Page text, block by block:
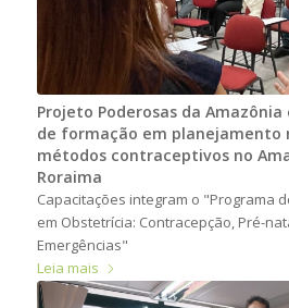
Projeto Poderosas da
de formação em planejamento
métodos contraceptivos no
Roraima
Capacitações integram o "Programa
em Obstetrícia: Contracepção, Pré-
Emergências"
Leia mais